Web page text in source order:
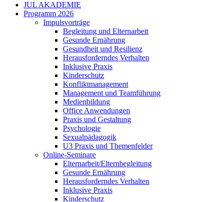
JUL AKADEMIE
Programm 2026
Impulsvorträge
Begleitung und Elternarbeit
Gesunde Ernährung
Gesundheit und Resilienz
Herausforderndes Verhalten
Inklusive Praxis
Kinderschutz
Konfliktmanagement
Management und Teamführung
Medienbildung
Office Anwendungen
Praxis und Gestaltung
Psychologie
Sexualpädagogik
U3 Praxis und Themenfelder
Online-Seminare
Elternarbeit/Elternbegleitung
Gesunde Ernährung
Herausforderndes Verhalten
Inklusive Praxis
Kinderschutz